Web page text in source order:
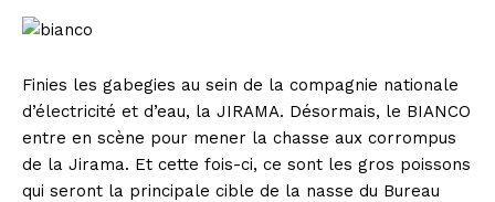
Finies les gabegies au sein de la compagnie nationale
d’électricité et d’eau, la JIRAMA. Désormais, le BIANCO
entre en scène pour mener la chasse aux corrompus
de la Jirama. Et cette fois-ci, ce sont les gros poissons
qui seront la principale cible de la nasse du Bureau